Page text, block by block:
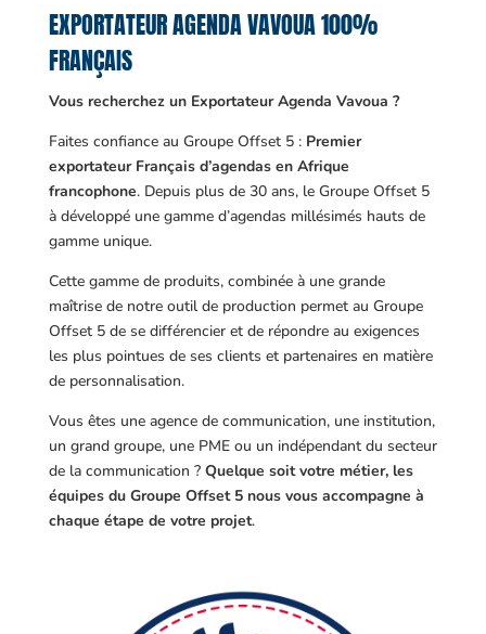
EXPORTATEUR AGENDA VAVOUA 100%
FRANÇAIS
Vous recherchez un Exportateur Agenda Vavoua ?
Faites confiance au Groupe Offset 5 : Premier
exportateur Français d’agendas en Afrique
francophone. Depuis plus de 30 ans, le Groupe Offset 5
à développé une gamme d’agendas millésimés hauts de
gamme unique.
Cette gamme de produits, combinée à une grande
maîtrise de notre outil de production permet au Groupe
Offset 5 de se différencier et de répondre au exigences
les plus pointues de ses clients et partenaires en matière
de personnalisation.
Vous êtes une agence de communication, une institution,
un grand groupe, une PME ou un indépendant du secteur
de la communication ? Quelque soit votre métier, les
équipes du Groupe Offset 5 nous vous accompagne à
chaque étape de votre projet.